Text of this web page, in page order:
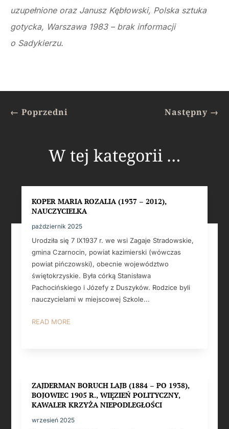
uzupełnione oraz Janusz Kębłowski, Polska sztuka
gotycka, Warszawa 1983 – brak informacji
o Sadykierzu.
← Poprzedni Następny →
W tej kategorii …
KOPER MARIA ROZALIA (1937 – 2012),
NAUCZYCIELKA
październik 2025
Urodziła się 7 IX1937 r. we wsi Zagaje Stradowskie,
gmina Czarnocin, powiat kazimierski (wówczas
powiat pińczowski), obecnie województwo
świętokrzyskie. Była córką Stanisława
Pachocińskiego i Józefy z Duszyków. Rodzice byli
nauczycielami w miejscowej Szkole...
READ MORE
ZAJDERMAN BORUCH LAJB (1884 – PO 1938),
BOJOWIEC 1905 R., WIĘZIEŃ POLITYCZNY,
KAWALER KRZYŻA NIEPODLEGŁOŚCI
wrzesień 2025